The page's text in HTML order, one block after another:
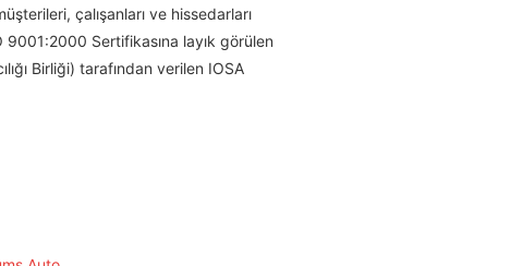
çalışanları ve hissedarları
Sertifikasına layık görülen
Birliği) tarafından verilen IOSA